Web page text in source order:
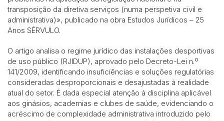
transposição da diretiva serviços (numa perspetiva civil e
administrativa)», publicado na obra Estudos Jurídicos – 25
Anos SÉRVULO.
O artigo analisa o regime jurídico das instalações desportivas
de uso público (RJIDUP), aprovado pelo Decreto-Lei n.º
141/2009, identificando insuficiências e soluções regulatórias
consideradas desproporcionais e desajustadas à realidade
atual do setor. É dada especial atenção à disciplina aplicável
aos ginásios, academias e clubes de saúde, evidenciando o
acréscimo de complexidade administrativa introduzido pelo